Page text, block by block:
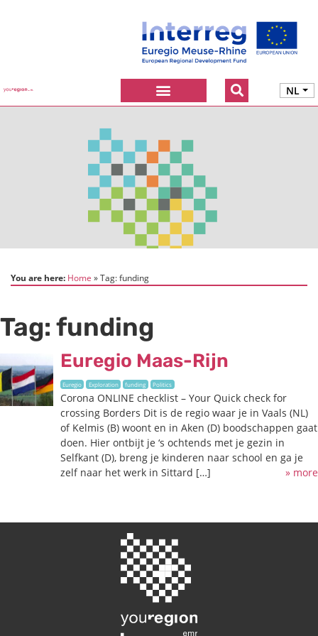
NL
You are here: Home Tag:funding
Tag: funding
Euregio Maas-Rijn
Euregio Exploration funding Politics
Corona ONLINE checklist – Your Quick check for
crossing Borders Dit is de regio waar je in Vaals (NL)
of Kelmis (B) woont en in Aken (D) boodschappen gaat
doen. Hier ontbijt je ‘s ochtends met je gezin in
Selfkant (D), breng je kinderen naar school en ga je
zelf naar het werk in Sittard […]
» more